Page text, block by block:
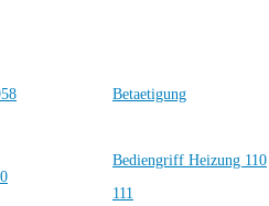
Betaetigung
Bediengriff Heizung 110
111